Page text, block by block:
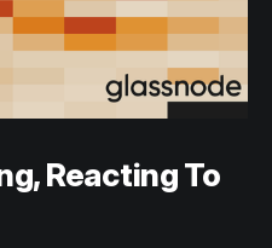
Reacting To